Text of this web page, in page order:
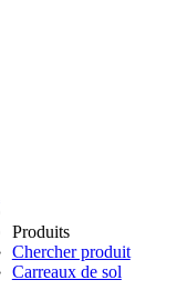
Produits
Chercher produit
Carreaux de sol